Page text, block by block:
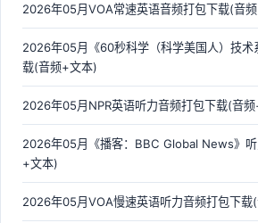
2026年05月VOA常速英语音频打包下载(音
2026年05月《60秒科学（科学美国人）技术
载(音频+文本)
2026年05月NPR英语听力音频打包下载(音
2026年05月《播客：BBC Global News》
+文本)
2026年05月VOA慢速英语听力音频打包下载